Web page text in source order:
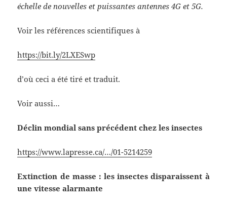
échelle de nouvelles et puissantes antennes 4G et 5G.
Voir les références scientifiques à
https://bit.ly/2LXESwp
d’où ceci a été tiré et traduit.
Voir aussi…
Déclin mondial sans précédent chez les insectes
https://www.lapresse.ca/…/01-5214259
Extinction de masse : les insectes disparaissent à
une vitesse alarmante